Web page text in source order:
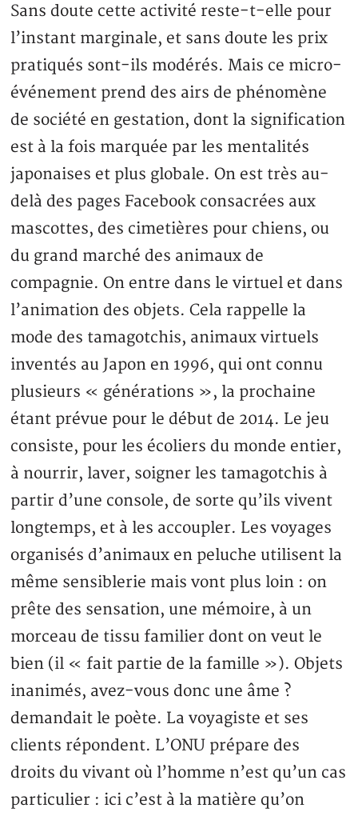
Sans doute cette activité reste-t-elle pour
l’instant marginale, et sans doute les prix
pratiqués sont-ils modérés. Mais ce micro-
événement prend des airs de phénomène
de société en gestation, dont la signification
est à la fois marquée par les mentalités
japonaises et plus globale. On est très au-
delà des pages Facebook consacrées aux
mascottes, des cimetières pour chiens, ou
du grand marché des animaux de
compagnie. On entre dans le virtuel et dans
l’animation des objets. Cela rappelle la
mode des tamagotchis, animaux virtuels
inventés au Japon en 1996, qui ont connu
plusieurs « générations », la prochaine
étant prévue pour le début de 2014. Le jeu
consiste, pour les écoliers du monde entier,
à nourrir, laver, soigner les tamagotchis à
partir d’une console, de sorte qu’ils vivent
longtemps, et à les accoupler. Les voyages
organisés d’animaux en peluche utilisent la
même sensiblerie mais vont plus loin : on
prête des sensation, une mémoire, à un
morceau de tissu familier dont on veut le
bien (il « fait partie de la famille »). Objets
inanimés, avez-vous donc une âme ?
demandait le poète. La voyagiste et ses
clients répondent. L’ONU prépare des
droits du vivant où l’homme n’est qu’un cas
particulier : ici c’est à la matière qu’on